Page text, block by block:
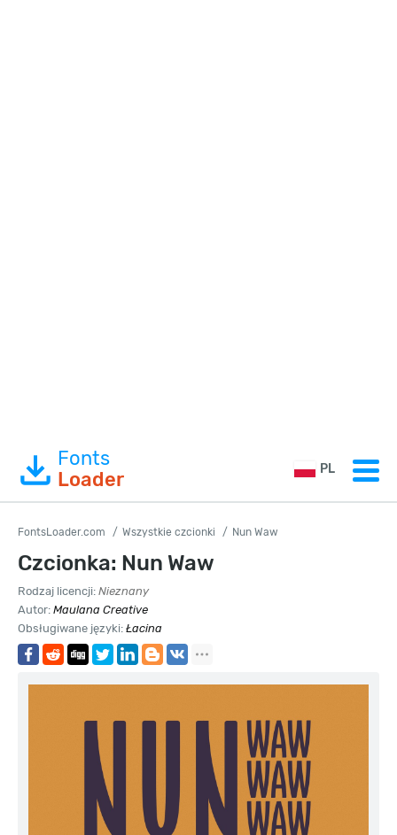
Fonts
Loader
PL
FontsLoader.com Wszystkie czcionki Nun Waw
Czcionka: Nun Waw
Rodzaj licencji: Nieznany
Autor: Maulana Creative
Obsługiwane języki: Łacina